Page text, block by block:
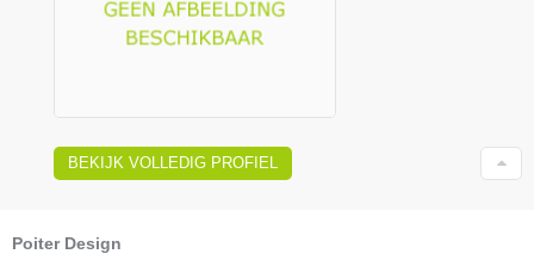
BEKIJK VOLLEDIG PROFIEL
Poiter Design